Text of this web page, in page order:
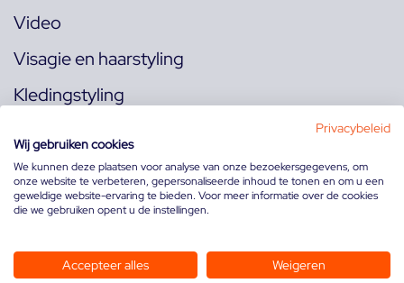
Video
Visagie en haarstyling
Kledingstyling
Volg ons op:
Privacybeleid
Wij gebruiken cookies
We kunnen deze plaatsen voor analyse van onze bezoekersgegevens, om
onze website te verbeteren, gepersonaliseerde inhoud te tonen en om u een
geweldige website-ervaring te bieden. Voor meer informatie over de cookies
die we gebruiken opent u de instellingen.
Accepteer alles Weigeren